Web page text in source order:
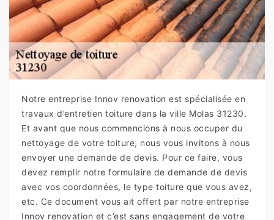
Notre entreprise Innov renovation est spécialisée en
travaux d’entretien toiture dans la ville Molas 31230.
Et avant que nous commencions à nous occuper du
nettoyage de votre toiture, nous vous invitons à nous
envoyer une demande de devis. Pour ce faire, vous
devez remplir notre formulaire de demande de devis
avec vos coordonnées, le type toiture que vous avez,
etc. Ce document vous ait offert par notre entreprise
Innov renovation et c’est sans engagement de votre